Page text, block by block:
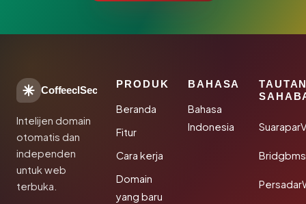
CoffeeclSec
Intelijen domain
otomatis dan
independen
untuk web
terbuka.
PRODUK
Beranda
Fitur
Cara kerja
Domain
yang baru
BAHASA
Bahasa
Indonesia